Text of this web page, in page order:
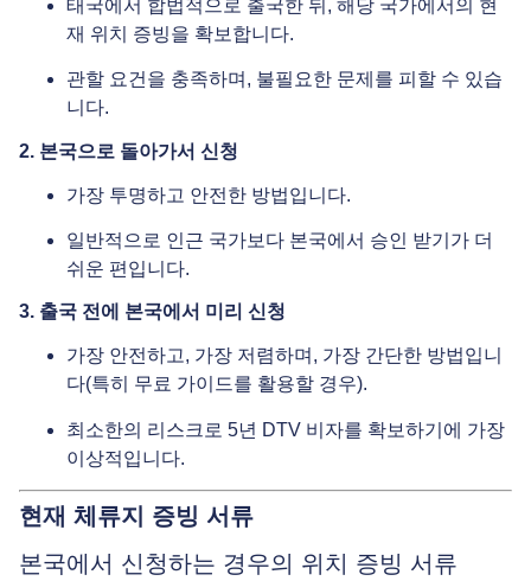
태국에서 합법적으로 출국한 뒤, 해당 국가에서의 현
재 위치 증빙을 확보합니다.
관할 요건을 충족하며, 불필요한 문제를 피할 수 있습
니다.
2. 본국으로 돌아가서 신청
가장 투명하고 안전한 방법입니다.
일반적으로 인근 국가보다 본국에서 승인 받기가 더
쉬운 편입니다.
3. 출국 전에 본국에서 미리 신청
가장 안전하고, 가장 저렴하며, 가장 간단한 방법입니
다(특히 무료 가이드를 활용할 경우).
최소한의 리스크로 5년 DTV 비자를 확보하기에 가장
이상적입니다.
현재 체류지 증빙 서류
본국에서 신청하는 경우의 위치 증빙 서류